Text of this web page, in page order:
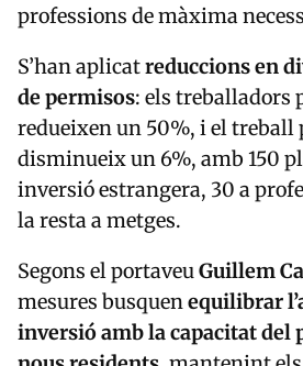
professions de màxima
S’han aplicatreduccions en
de permisos: els treballadors
redueixen un 50%, i el treball
disminueix un 6%, amb 150
inversió estrangera, 30 a
la resta a metges.
Segons el portaveuGuillem
mesures busquenequilibrar
inversió amb la capacitat del